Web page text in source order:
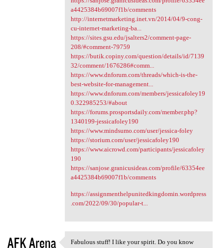
a4425384b69007f1b/comments
http://internetmarketing.inet.vn/2014/04/9-cong-
cu-internet-marketing-ba...
https://sites.gsu.edu/jsalters2/comment-page-
208/#comment-79759
https://butik.copiny.com/question/details/id/7139
32/comment/1676286#comm...
https://www.dnforum.com/threads/which-is-the-
best-website-for-management...
https://www.dnforum.com/members/jessicafoley19
0.322985253/#about
https://forums.prosportsdaily.com/member.php?
1340199-jessicafoley190
https://www.mindsumo.com/user/jessica-foley
https://storium.com/user/jessicafoley190
https://www.aicrowd.com/participants/jessicafoley
190
https://sanjose.granicusideas.com/profile/63354ee
a4425384b69007f1b/comments
https://assignmenthelpunitedkingdomin.wordpress
.com/2022/09/30/popular-t...
AFK Arena
Fabulous stuff! I like your spirit. Do you know